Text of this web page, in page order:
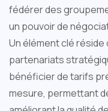
fédérer des
un pouvoir de
Un élément clé
partenariats
bénéficier de tarifs
mesure, permettant